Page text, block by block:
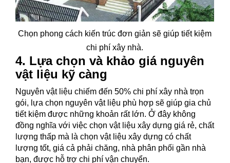
Chọn phong cách kiến trúc đơn giản sẽ giúp tiết kiệm
chi phí xây nhà.
4. Lựa chọn và khảo giá nguyên
vật liệu kỹ càng
Nguyên vật liệu chiếm đến 50% chi phí xây nhà trọn
gói, lựa chọn nguyên vật liệu phù hợp sẽ giúp gia chủ
tiết kiệm được những khoản rất lớn. Ở đây không
đồng nghĩa với việc chọn vật liệu xây dựng giá rẻ, chất
lượng thấp mà là chọn vật liệu xây dựng có chất
lượng tốt, giá cả phải chăng, nhà phân phối gần nhà
bạn, được hỗ trợ chi phí vận chuyển.